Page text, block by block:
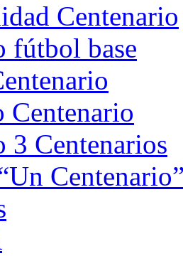
Centenario
fútbol base
Centenario
3 Centenarios